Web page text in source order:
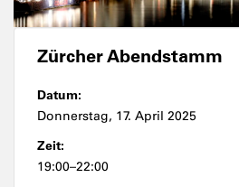
Zürcher Abendstamm
Datum:
Donnerstag, 17. April 2025
Zeit:
19:00–22:00